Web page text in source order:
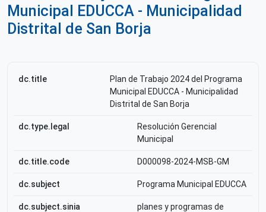
Municipal EDUCCA - Municipalidad
Distrital de San Borja
dc.title
Plan de Trabajo 2024 del Programa
Municipal EDUCCA - Municipalidad
Distrital de San Borja
dc.type.legal
Resolución Gerencial
Municipal
dc.title.code D000098-2024-MSB-GM
dc.subject Programa Municipal EDUCCA
dc.subject.sinia
planes y programas de